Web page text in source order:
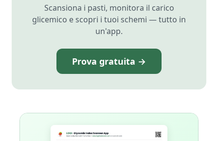
Scansiona i pasti, monitora il carico
glicemico e scopri i tuoi schemi — tutto in
un'app.
Prova gratuita →